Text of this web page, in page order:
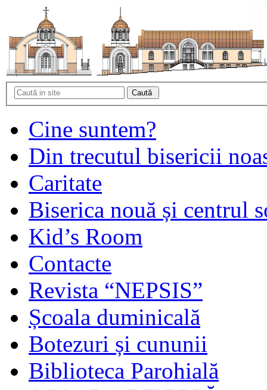
Cine suntem?
Din trecutul bisericii
Caritate
Biserica nouă și centrul
Kid’s Room
Contacte
Revista “NEPSIS”
Școala duminicală
Botezuri și cununii
Biblioteca Parohială